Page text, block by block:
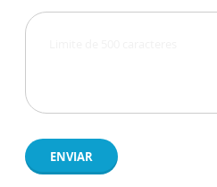
ENVIAR